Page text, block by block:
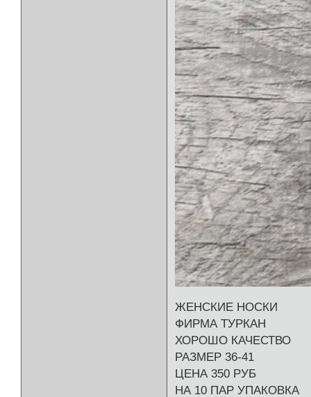
ЖЕНСКИЕ НОСКИ
ФИРМА ТУРКАН
ХОРОШО КАЧЕСТВО
РАЗМЕР 36-41
ЦЕНА 350 РУБ
НА 10 ПАР УПАКОВКА